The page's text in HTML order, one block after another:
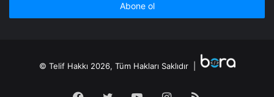
© Telif Hakkı 2026, Tüm Hakları Saklıdır |